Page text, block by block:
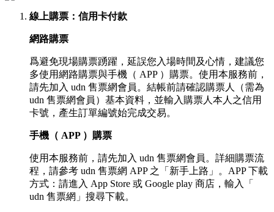
線上購票 ：信用卡付款
網路購票
爲避免現場購票踴躍，延誤您入場時間及心情，建議您
多使用網路購票與手機（ APP ）購票。使用本服務前，
請先加入 udn 售票網會員。結帳前請確認購票人（需為
udn 售票網會員）基本資料，並輸入購票人本人之信用
卡號，產生訂單編號始完成交易。
手機（ APP ）購票
使用本服務前，請先加入 udn 售票網會員。詳細購票流
程，請參考 udn 售票網 APP 之「新手上路」。APP 下載
方式：請進入 App Store 或 Google play 商店，輸入「
udn 售票網」搜尋下載。